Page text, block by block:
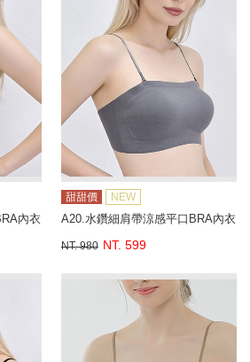
內衣
甜甜價 NEW
A20.水鑽細肩帶涼感平口BRA內衣
NT. 980 NT. 599